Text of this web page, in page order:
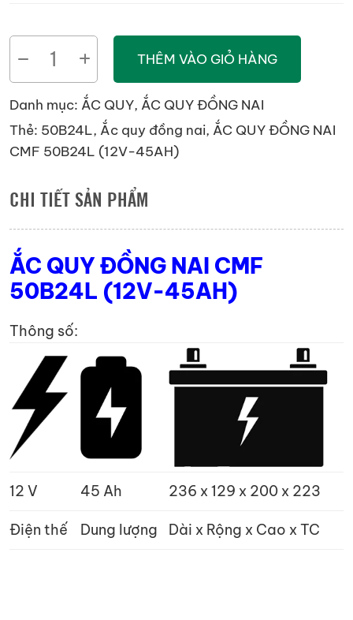
NAI
CMF
50B24L
(12V-
45AH)
số
lượng
THÊM VÀO GIỎ HÀNG
Danh mục: ẮC QUY, ẮC QUY ĐỒNG NAI
Thẻ: 50B24L, Ắc quy đồng nai, ẮC QUY ĐỒNG NAI
CMF 50B24L (12V-45AH)
CHI TIẾT SẢN PHẨM
ẮC QUY ĐỒNG NAI CMF
50B24L (12V-45AH)
Thông số:
12 V 45 Ah 236 x 129 x 200 x 223
Điện thế Dung lượng Dài x Rộng x Cao x TC